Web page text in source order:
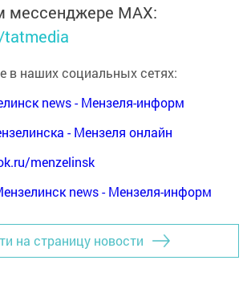
мессенджере MАХ:
в наших социальных сетях:
news - Мензеля-информ
- Мензеля онлайн
menzelinsk
news - Мензеля-информ
на страницу новости